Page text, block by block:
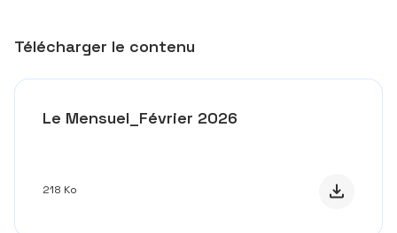
Télécharger le contenu
Le Mensuel_Février 2026
218 Ko Télécharger